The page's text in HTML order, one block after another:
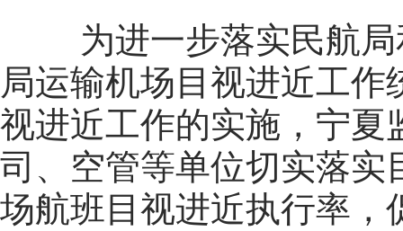
为进一步落实民航
局运输机场目视进近工
视进近工作的实施，宁夏
司、空管等单位切实落实
场航班目视进近执行率，
式